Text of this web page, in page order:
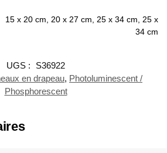
15 x 20 cm, 20 x 27 cm, 25 x 34 cm, 25 x
34 cm
UGS :
S36922
en drapeau, Photoluminescent /
Phosphorescent